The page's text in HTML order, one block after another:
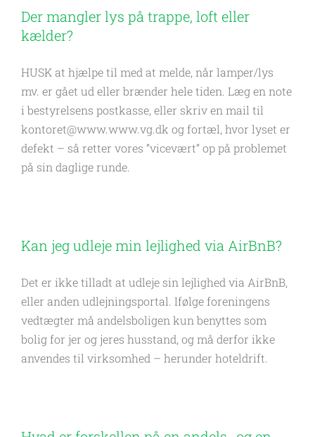
Der mangler lys på trappe, loft eller
kælder?
HUSK at hjælpe til med at melde, når lamper/lys
mv. er gået ud eller brænder hele tiden. Læg en note
i bestyrelsens postkasse, eller skriv en mail til
kontoret@www.www.vg.dk og fortæl, hvor lyset er
defekt – så retter vores ”vicevært” op på problemet
på sin daglige runde.
Kan jeg udleje min lejlighed via AirBnB?
Det er ikke tilladt at udleje sin lejlighed via AirBnB,
eller anden udlejningsportal. Ifølge foreningens
vedtægter må andelsboligen kun benyttes som
bolig for jer og jeres husstand, og må derfor ikke
anvendes til virksomhed – herunder hoteldrift.